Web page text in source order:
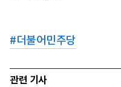
#더불어민주당
관련 기사